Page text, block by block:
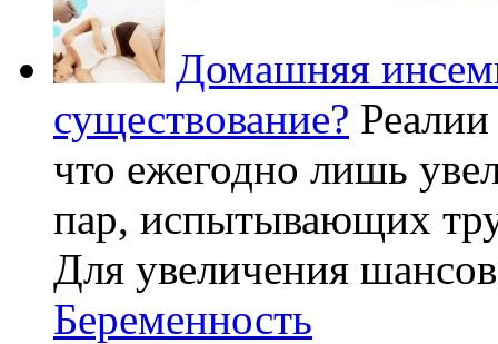
Домашняя
существование?
что ежегодно лишь
пар, испытывающих
Для увеличения
Беременность